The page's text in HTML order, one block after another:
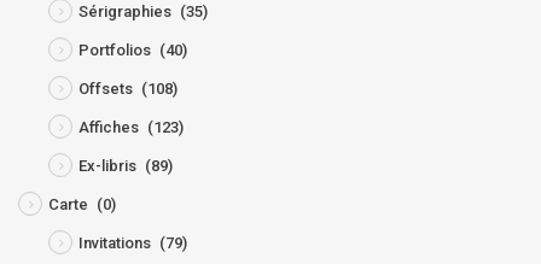
Sérigraphies (35)
Portfolios (40)
Offsets (108)
Affiches (123)
Ex-libris (89)
Carte (0)
Invitations (79)